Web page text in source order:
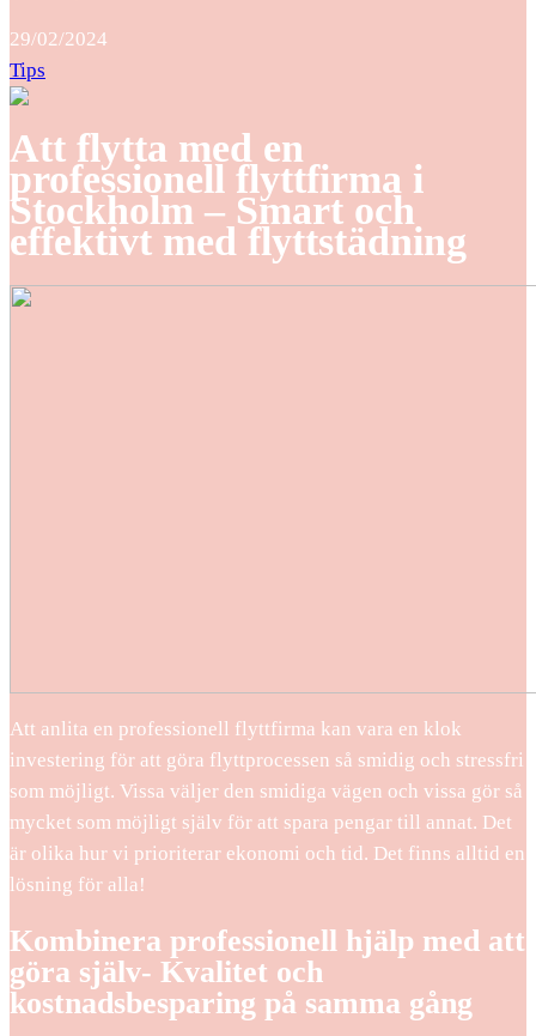
29/02/2024
Tips
Att flytta med en
professionell flyttfirma i
Stockholm – Smart och
effektivt med flyttstädning
Att anlita en professionell flyttfirma kan vara en klok
investering för att göra flyttprocessen så smidig och stressfri
som möjligt. Vissa väljer den smidiga vägen och vissa gör så
mycket som möjligt själv för att spara pengar till annat. Det
är olika hur vi prioriterar ekonomi och tid. Det finns alltid en
lösning för alla!
Kombinera professionell hjälp med att
göra själv- Kvalitet och
kostnadsbesparing på samma gång